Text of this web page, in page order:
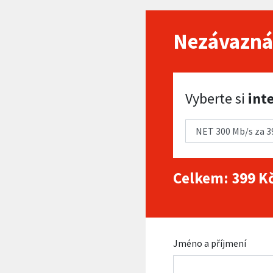
Vyberte si internet
Vyberte si
Celkem: 399
Jméno a příjmení